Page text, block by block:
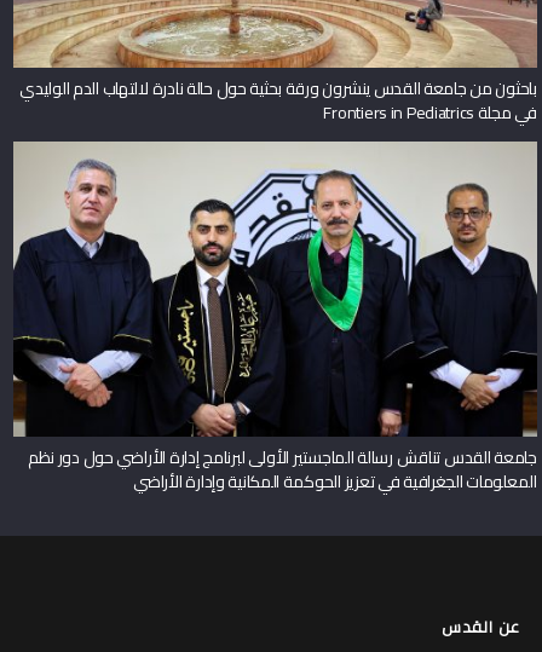
باحثون من جامعة القدس ينشرون ورقة بحثية حول حالة نادرة لالتهاب الدم الوليدي
في مجلة Frontiers in Pediatrics
جامعة القدس تناقش رسالة الماجستير الأولى لبرنامج إدارة الأراضي حول دور نظم
المعلومات الجغرافية في تعزيز الحوكمة المكانية وإدارة الأراضي
عن القدس